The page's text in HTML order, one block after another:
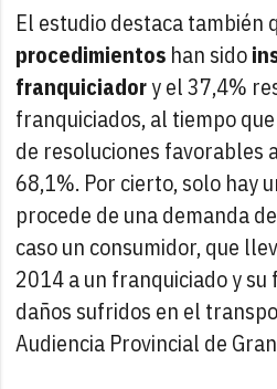
El estudio destaca también
procedimientos han sido
franquiciadory el 37,4%
franquiciados, al tiempo
de resoluciones favorables
68,1%. Por cierto, solo hay
procede de una demanda
caso un consumidor, que
2014 a un franquiciado y
daños sufridos en el
Audiencia Provincial de